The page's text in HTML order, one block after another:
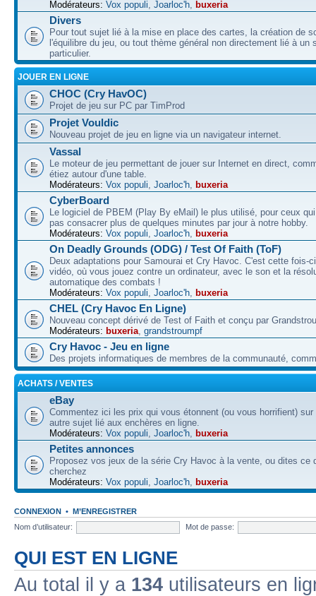
Modérateurs: Vox populi, Joarloc'h, buxeria
Divers
Pour tout sujet lié à la mise en place des cartes, la création de
l'équilibre du jeu, ou tout thème général non directement lié à un
particulier.
JOUER EN LIGNE
CHOC (Cry HavOC)
Projet de jeu sur PC par TimProd
Projet Vouldic
Nouveau projet de jeu en ligne via un navigateur internet.
Vassal
Le moteur de jeu permettant de jouer sur Internet en direct,
étiez autour d'une table.
Modérateurs: Vox populi, Joarloc'h, buxeria
CyberBoard
Le logiciel de PBEM (Play By eMail) le plus utilisé, pour ceux
pas consacrer plus de quelques minutes par jour à notre hobby.
Modérateurs: Vox populi, Joarloc'h, buxeria
On Deadly Grounds (ODG) / Test Of Faith (ToF)
Deux adaptations pour Samourai et Cry Havoc. C'est cette fois-
vidéo, où vous jouez contre un ordinateur, avec le son et la
automatique des combats !
Modérateurs: Vox populi, Joarloc'h, buxeria
CHEL (Cry Havoc En Ligne)
Nouveau concept dérivé de Test of Faith et conçu par
Modérateurs: buxeria, grandstroumpf
Cry Havoc - Jeu en ligne
Des projets informatiques de membres de la communauté,
ACHATS / VENTES
eBay
Commentez ici les prix qui vous étonnent (ou vous horrifient)
autre sujet lié aux enchères en ligne.
Modérateurs: Vox populi, Joarloc'h, buxeria
Petites annonces
Proposez vos jeux de la série Cry Havoc à la vente, ou dites ce
cherchez
Modérateurs: Vox populi, Joarloc'h, buxeria
CONNEXION • M’ENREGISTRER
Nom d’utilisateur:
Mot de passe:
QUI EST EN LIGNE
Au total il y a 134 utilisateurs en